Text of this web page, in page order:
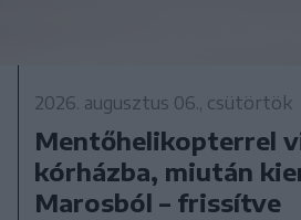
2026. augusztus 06., csütörtök
Mentőhelikopterrel
kórházba, miután
Marosból – frissítve